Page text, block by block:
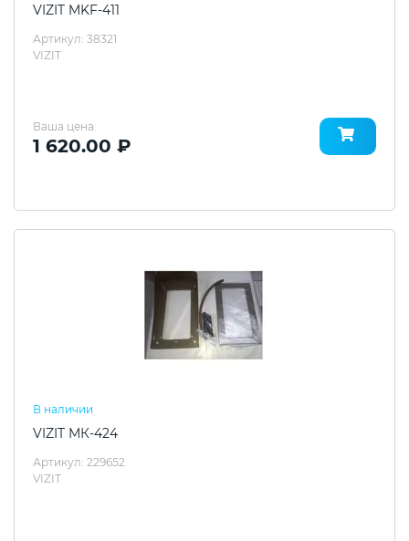
VIZIT MKF-411
Артикул: 38321
VIZIT
Ваша цена
1 620.00 ₽
В наличии
VIZIT МК-424
Артикул: 229652
VIZIT